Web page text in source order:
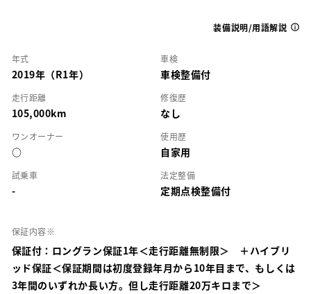
装備説明/用語解説
年式
2019年（R1年）
車検
車検整備付
走行距離
105,000km
修復歴
なし
ワンオーナー
○
使用歴
自家用
試乗車
-
法定整備
定期点検整備付
保証内容※
保証付：ロングラン保証1年＜走行距離無制限＞ ＋ハイブリ
ッド保証＜保証期間は初度登録年月から10年目まで、もしくは
3年間のいずれか長い方。但し走行距離20万キロまで＞